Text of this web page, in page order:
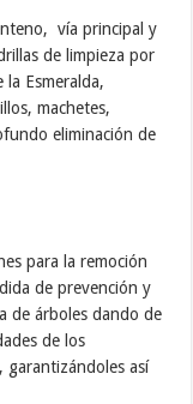
vía principal y
de limpieza por
la Esmeralda,
machetes,
eliminación de
para la remoción
de prevención y
de árboles dando de
de los
garantizándoles así